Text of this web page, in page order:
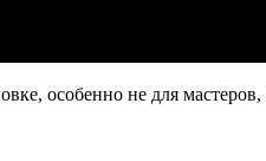
особенно не для